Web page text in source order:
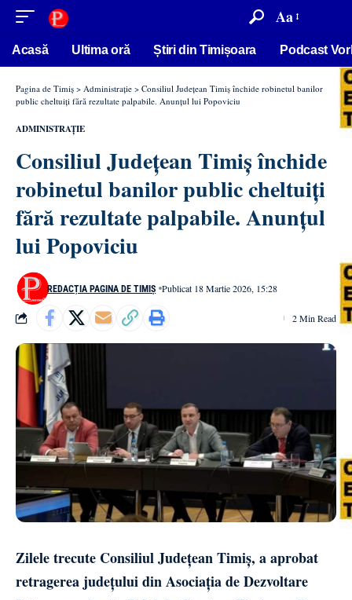
conținut Aa
Acasă Ultima oră Știri din Timișoara Podcast
Pagina de Timiș > Administrație > Consiliul Județean Timiș închide robinetul banilor
public cheltuiți fără rezultate palpabile. Anunțul lui Popoviciu
ADMINISTRAȚIE
Consiliul Județean Timiș închide
robinetul banilor public cheltuiți
fără rezultate palpabile. Anunțul
lui Popoviciu
REDACȚIA PAGINA DE TIMIȘ Publicat 18 Martie 2026, 15:28
2 Min Read
Zilele trecute Consiliul Județean Timiș, a aprobat
retragerea județului din Asociația de Dezvoltare